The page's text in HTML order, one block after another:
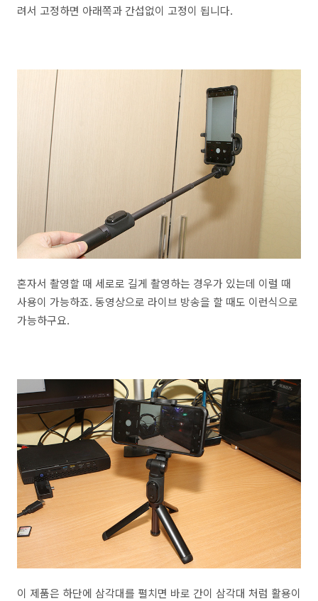
려서 고정하면 아래쪽과 간섭없이 고정이 됩니다.
혼자서 촬영할 때 세로로 길게 촬영하는 경우가 있는데 이럴 때
사용이 가능하죠. 동영상으로 라이브 방송을 할 때도 이런식으로
가능하구요.
이 제품은 하단에 삼각대를 펼치면 바로 간이 삼각대 처럼 활용이